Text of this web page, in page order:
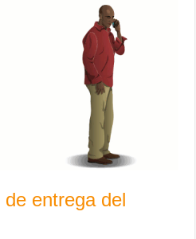
entrega del